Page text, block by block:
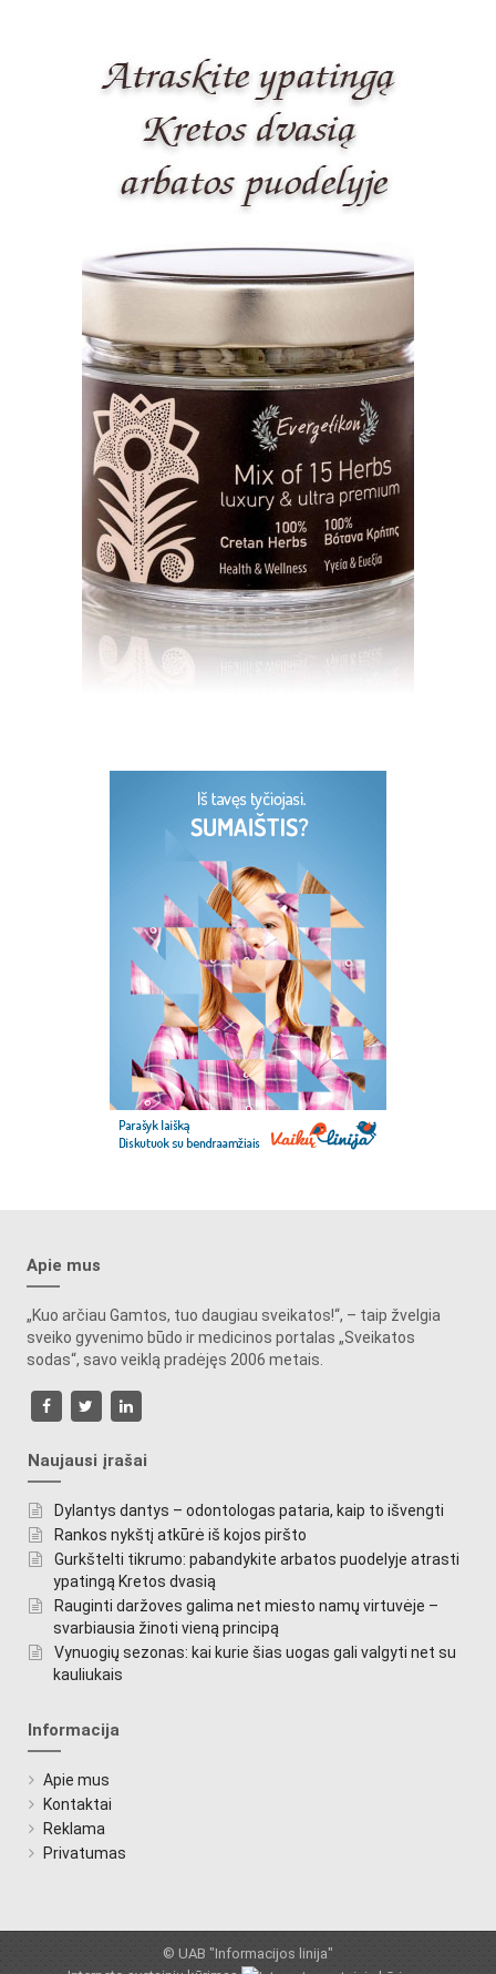
Apie mus
„Kuo arčiau Gamtos, tuo daugiau sveikatos!“, – taip žvelgia
sveiko gyvenimo būdo ir medicinos portalas „Sveikatos
sodas“, savo veiklą pradėjęs 2006 metais.
Naujausi įrašai
Dylantys dantys – odontologas pataria, kaip to išvengti
Rankos nykštį atkūrė iš kojos piršto
Gurkštelti tikrumo: pabandykite arbatos puodelyje atrasti
ypatingą Kretos dvasią
Rauginti daržoves galima net miesto namų virtuvėje –
svarbiausia žinoti vieną principą
Vynuogių sezonas: kai kurie šias uogas gali valgyti net su
kauliukais
Informacija
Apie mus
Kontaktai
Reklama
Privatumas
© UAB "Informacijos linija"